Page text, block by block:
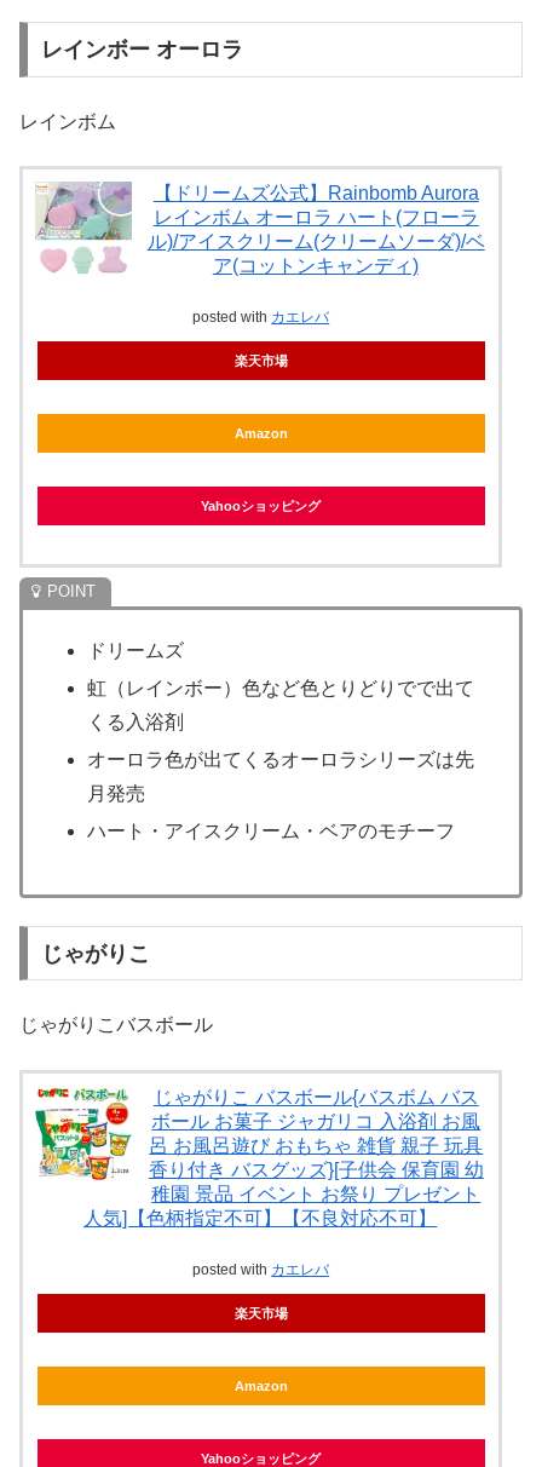
レインボー オーロラ
レインボム
【ドリームズ公式】Rainbomb Aurora
レインボム オーロラ ハート(フローラ
ル)/アイスクリーム(クリームソーダ)/ベ
ア(コットンキャンディ)
posted with カエレバ
楽天市場
Amazon
Yahooショッピング
ドリームズ
虹（レインボー）色など色とりどりでで出て
くる入浴剤
オーロラ色が出てくるオーロラシリーズは先
月発売
ハート・アイスクリーム・ベアのモチーフ
じゃがりこ
じゃがりこバスボール
じゃがりこ バスボール{バスボム バス
ボール お菓子 ジャガリコ 入浴剤 お風
呂 お風呂遊び おもちゃ 雑貨 親子 玩具
香り付き バスグッズ}[子供会 保育園 幼
稚園 景品 イベント お祭り プレゼント
人気]【色柄指定不可】【不良対応不可】
posted with カエレバ
楽天市場
Amazon
Yahooショッピング